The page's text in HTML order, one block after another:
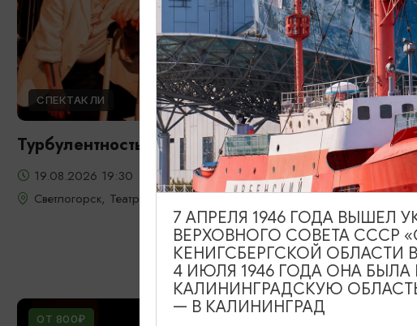
СПЕКТАКЛИ
Турбулентность
19.08.2026 19:30
Светлогорск, Театр эстрады «Янтарь-холл»
им.
ОТ 800₽
7 АПРЕЛЯ 1946 ГОДА ВЫШЕЛ
ВЕРХОВНОГО СОВЕТА СССР
КЕНИГСБЕРГСКОЙ ОБЛАСТИ
4 ИЮЛЯ 1946 ГОДА ОНА
КАЛИНИНГРАДСКУЮ
— В КАЛИНИНГРАД